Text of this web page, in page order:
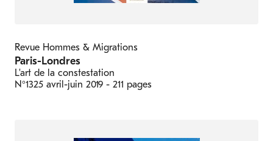
Revue Hommes & Migrations
Paris-Londres
L'art de la constestation
N°1325 avril-juin 2019 - 211 pages